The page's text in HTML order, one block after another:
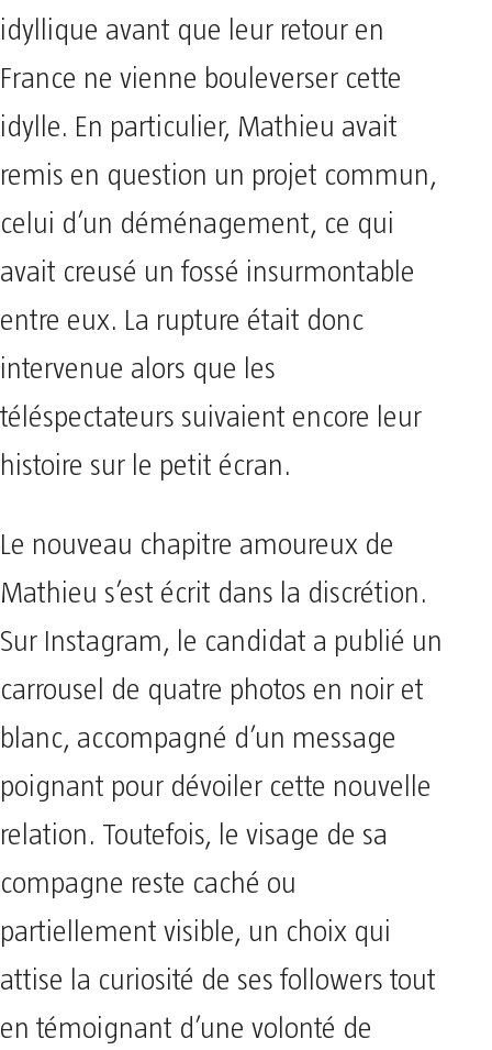
idyllique avant que leur retour en
France ne vienne bouleverser cette
idylle. En particulier, Mathieu avait
remis en question un projet commun,
celui d’un déménagement, ce qui
avait creusé un fossé insurmontable
entre eux. La rupture était donc
intervenue alors que les
téléspectateurs suivaient encore leur
histoire sur le petit écran.
Le nouveau chapitre amoureux de
Mathieu s’est écrit dans la discrétion.
Sur Instagram, le candidat a publié un
carrousel de quatre photos en noir et
blanc, accompagné d’un message
poignant pour dévoiler cette nouvelle
relation. Toutefois, le visage de sa
compagne reste caché ou
partiellement visible, un choix qui
attise la curiosité de ses followers tout
en témoignant d’une volonté de